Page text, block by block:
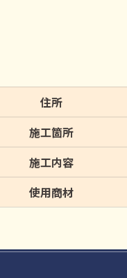
住所
施工箇所
施工内容
使用商材